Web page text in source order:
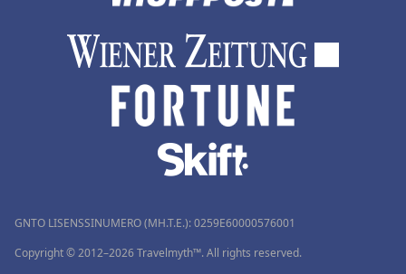
GNTO LISENSSINUMERO (MH.T.E.): 0259Ε60000576001
Copyright © 2012–2026 Travelmyth™. All rights reserved.